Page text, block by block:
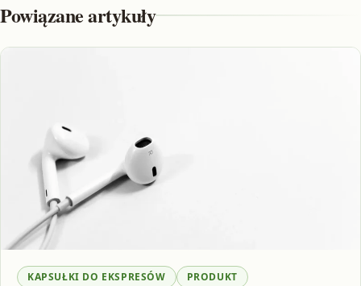
Powiązane artykuły
KAPSUŁKI DO EKSPRESÓW PRODUKT